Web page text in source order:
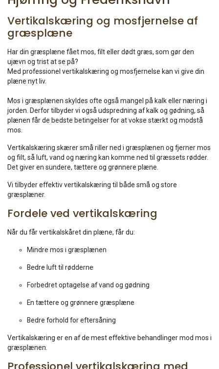
Vertikalskæring og mosfjernelse af
græsplæne
Har din græsplæne fået mos, filt eller dødt græs, som gør den
ujævn og trist at se på?
Med professionel vertikalskæring og mosfjernelse kan vi give din
plæne nyt liv.
Mos i græsplænen skyldes ofte også mangel på kalk eller næring i
jorden. Derfor tilbyder vi også udspredning af kalk og gødning, så
plænen får de bedste betingelser for at vokse stærkt og modstå
mos.
Vertikalskæring skærer små riller ned i græsplænen og fjerner mos
og filt, så luft, vand og næring kan komme ned til græssets rødder.
Det giver en sundere, tættere og grønnere plæne.
Vi tilbyder effektiv vertikalskæring til både små og store
græsplæner.
Fordele ved vertikalskæring
Når du får vertikalskåret din plæne, får du:
Mindre mos i græsplænen
Bedre luft til rødderne
Forbedret optagelse af vand og gødning
En tættere og grønnere græsplæne
Bedre forhold for eftersåning
Vertikalskæring er en af de mest effektive behandlinger mod mos i
græsplænen.